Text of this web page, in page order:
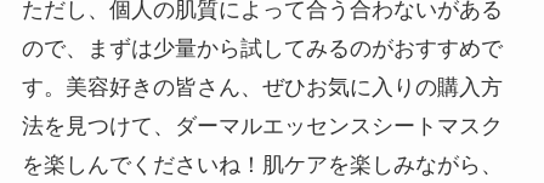
ただし、個人の肌質によって合う合わないがある
ので、まずは少量から試してみるのがおすすめで
す。美容好きの皆さん、ぜひお気に入りの購入方
法を見つけて、ダーマルエッセンスシートマスク
を楽しんでくださいね！肌ケアを楽しみながら、